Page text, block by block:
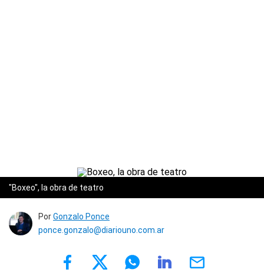
"Boxeo", la obra de teatro
PorGonzalo Ponce
ponce.gonzalo@diariouno.com.ar